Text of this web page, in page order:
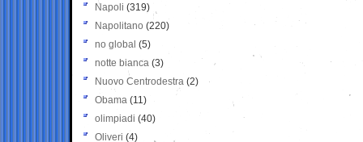
Napoli (319)
Napolitano (220)
no global (5)
notte bianca (3)
Nuovo Centrodestra (2)
Obama (11)
olimpiadi (40)
Oliveri (4)